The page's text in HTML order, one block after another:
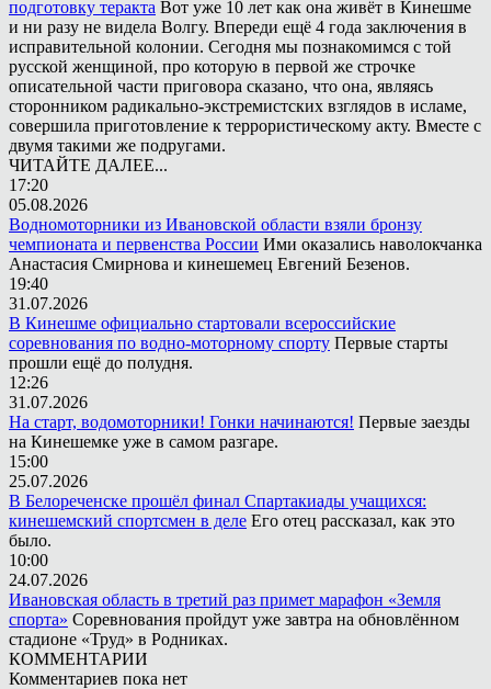
подготовку теракта Вот уже 10 лет как она живёт в Кинешме
и ни разу не видела Волгу. Впереди ещё 4 года заключения в
исправительной колонии. Сегодня мы познакомимся с той
русской женщиной, про которую в первой же строчке
описательной части приговора сказано, что она, являясь
сторонником радикально-экстремистских взглядов в исламе,
совершила приготовление к террористическому акту. Вместе с
двумя такими же подругами.
ЧИТАЙТЕ ДАЛЕЕ...
17:20
05.08.2026
Водномоторники из Ивановской области взяли бронзу
чемпионата и первенства России Ими оказались наволокчанка
Анастасия Смирнова и кинешемец Евгений Безенов.
19:40
31.07.2026
В Кинешме официально стартовали всероссийские
соревнования по водно-моторному спорту Первые старты
прошли ещё до полудня.
12:26
31.07.2026
На старт, водомоторники! Гонки начинаются! Первые заезды
на Кинешемке уже в самом разгаре.
15:00
25.07.2026
В Белореченске прошёл финал Спартакиады учащихся:
кинешемский спортсмен в деле Его отец рассказал, как это
было.
10:00
24.07.2026
Ивановская область в третий раз примет марафон «Земля
спорта» Соревнования пройдут уже завтра на обновлённом
стадионе «Труд» в Родниках.
КОММЕНТАРИИ
Комментариев пока нет